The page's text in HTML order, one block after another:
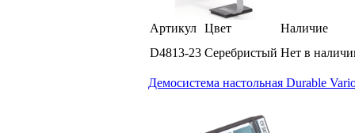
Артикул Цвет
Наличие
D4813-23 Серебристый Нет в
Демосистема настольная Durable